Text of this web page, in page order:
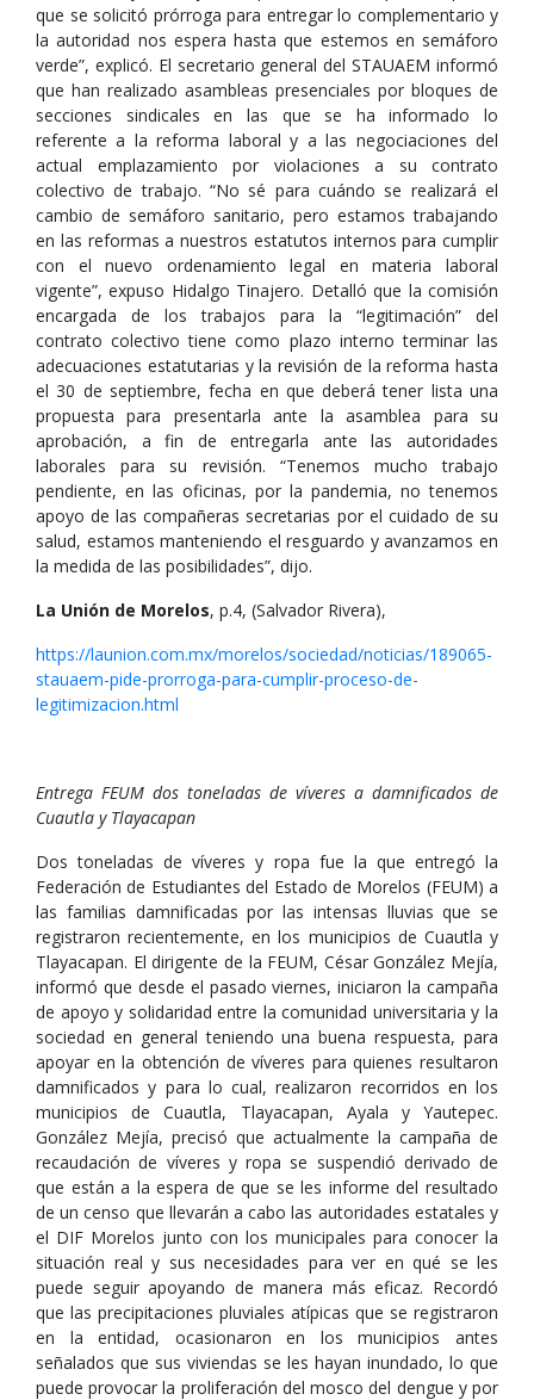
que se solicitó prórroga para entregar lo complementario y
la autoridad nos espera hasta que estemos en semáforo
verde”, explicó. El secretario general del STAUAEM informó
que han realizado asambleas presenciales por bloques de
secciones sindicales en las que se ha informado lo
referente a la reforma laboral y a las negociaciones del
actual emplazamiento por violaciones a su contrato
colectivo de trabajo. “No sé para cuándo se realizará el
cambio de semáforo sanitario, pero estamos trabajando
en las reformas a nuestros estatutos internos para cumplir
con el nuevo ordenamiento legal en materia laboral
vigente”, expuso Hidalgo Tinajero. Detalló que la comisión
encargada de los trabajos para la “legitimación” del
contrato colectivo tiene como plazo interno terminar las
adecuaciones estatutarias y la revisión de la reforma hasta
el 30 de septiembre, fecha en que deberá tener lista una
propuesta para presentarla ante la asamblea para su
aprobación, a fin de entregarla ante las autoridades
laborales para su revisión. “Tenemos mucho trabajo
pendiente, en las oficinas, por la pandemia, no tenemos
apoyo de las compañeras secretarias por el cuidado de su
salud, estamos manteniendo el resguardo y avanzamos en
la medida de las posibilidades”, dijo.
La Unión de Morelos, p.4, (Salvador Rivera),
https://launion.com.mx/morelos/sociedad/noticias/189065-
stauaem-pide-prorroga-para-cumplir-proceso-de-
legitimizacion.html
Entrega FEUM dos toneladas de víveres a damnificados de
Cuautla y Tlayacapan
Dos toneladas de víveres y ropa fue la que entregó la
Federación de Estudiantes del Estado de Morelos (FEUM) a
las familias damnificadas por las intensas lluvias que se
registraron recientemente, en los municipios de Cuautla y
Tlayacapan. El dirigente de la FEUM, César González Mejía,
informó que desde el pasado viernes, iniciaron la campaña
de apoyo y solidaridad entre la comunidad universitaria y la
sociedad en general teniendo una buena respuesta, para
apoyar en la obtención de víveres para quienes resultaron
damnificados y para lo cual, realizaron recorridos en los
municipios de Cuautla, Tlayacapan, Ayala y Yautepec.
González Mejía, precisó que actualmente la campaña de
recaudación de víveres y ropa se suspendió derivado de
que están a la espera de que se les informe del resultado
de un censo que llevarán a cabo las autoridades estatales y
el DIF Morelos junto con los municipales para conocer la
situación real y sus necesidades para ver en qué se les
puede seguir apoyando de manera más eficaz. Recordó
que las precipitaciones pluviales atípicas que se registraron
en la entidad, ocasionaron en los municipios antes
señalados que sus viviendas se les hayan inundado, lo que
puede provocar la proliferación del mosco del dengue y por